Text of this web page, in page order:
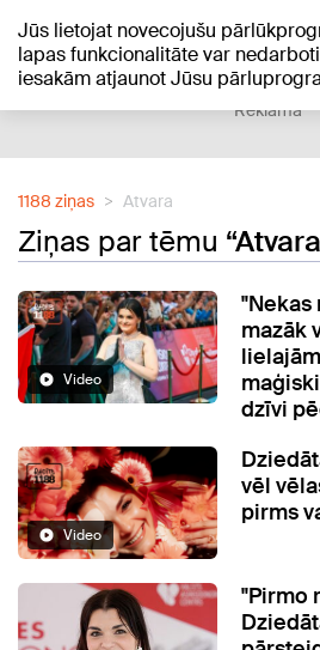
Jūs lietojat novecojušu
lapas funkcionalitāte var
iesakām atjaunot Jūsu
+17°C
Reklāma
1188 ziņas Atvara
Ziņas par tēmu
Video
"Nekas
mazāk
dzīvi
Video
vēl
pirms
"Pirmo